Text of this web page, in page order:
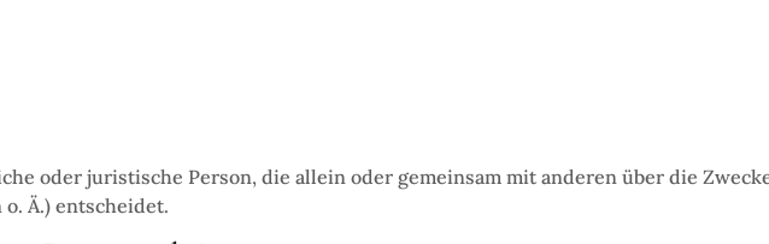
oder juristische Person, die allein oder gemeinsam mit anderen über die
Ä.) entscheidet.